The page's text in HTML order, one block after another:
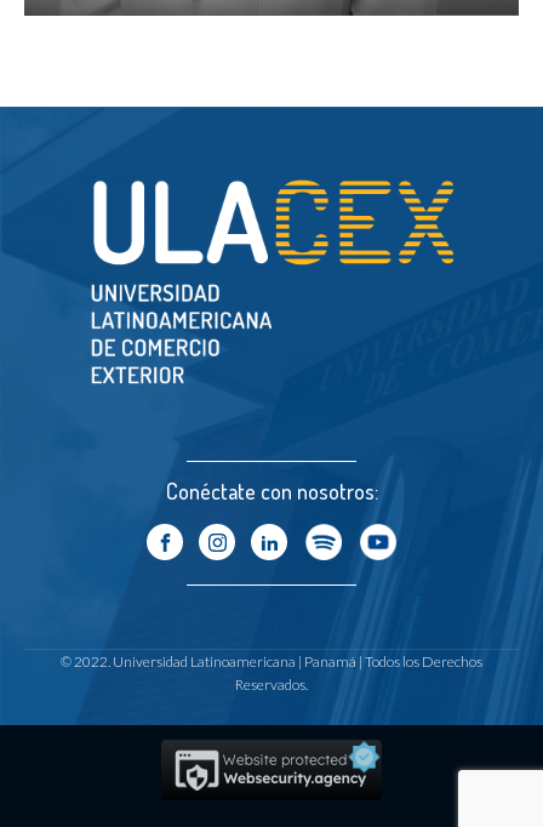
Conéctate con nosotros:
© 2022. Universidad Latinoamericana | Panamá | Todos los Derechos
Reservados.